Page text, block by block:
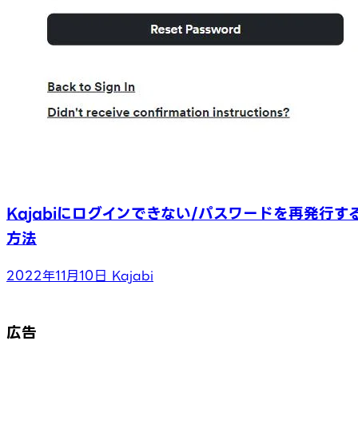
Kajabiにログインできない/パスワードを再発行す
方法
2022年11月10日 Kajabi
広告